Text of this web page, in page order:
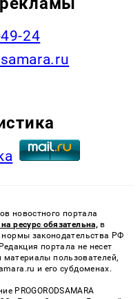
24
новостного портала
ресурс обязательна, в
законодательства РФ
портала не несет
материалы пользователей,
и его субдоменах.
PROGORODSAMARA